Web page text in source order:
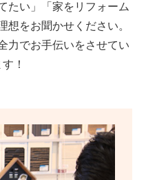
たい」「家をリフォーム
想をお聞かせください。
力でお手伝いをさせてい
！